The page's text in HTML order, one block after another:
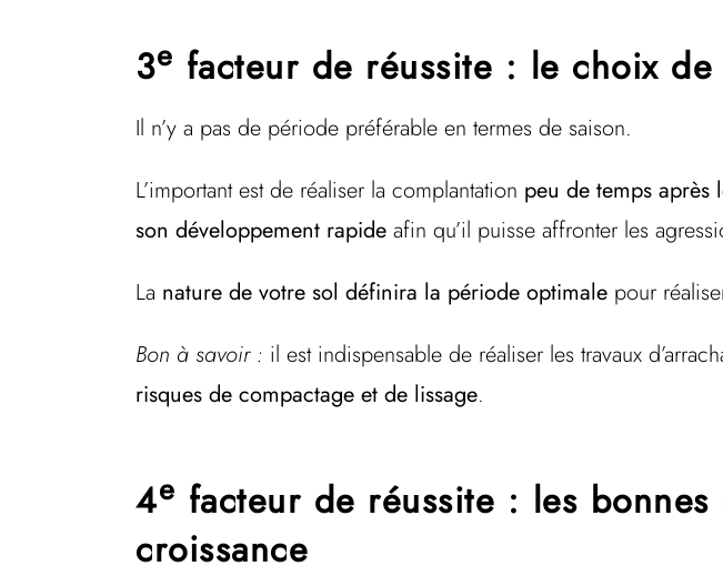
3e facteur de réussite : le choix
Il n’y a pas de période préférable en termes de saison.
L’important est de réaliser la complantation peu de temps après
son développement rapide afin qu’il puisse affronter les
La nature de votre sol définira la période optimale pour
Bon à savoir : il est indispensable de réaliser les travaux
risques de compactage et de lissage.
4e facteur de réussite : les
croissance